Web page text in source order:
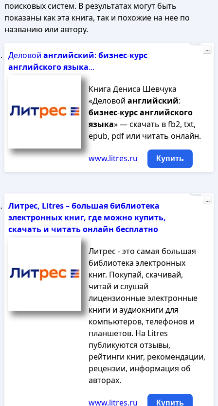
поисковых систем. В результатах могут быть
показаны как эта книга, так и похожие на нее по
названию или автору.
Деловой английский: бизнес-курс
английскогоязыка...
Книга Дениса Шевчука
«Деловой английский:
бизнес-курсанглийского
языка» — скачать в fb2, txt,
epub, pdf или читать онлайн.
www.litres.ru Купить
Реклама
...
Литрес, Litres – большая библиотека
электронных книг, где можно купить,
скачать и читать онлайн бесплатно
Литрес - это самая большая
библиотека электронных
книг. Покупай, скачивай,
читай и слушай
лицензионные электронные
книги и аудиокниги для
компьютеров, телефонов и
планшетов. На Litres
публикуются отзывы,
рейтинги книг, рекомендации,
рецензии, информация об
авторах.
www.litres.ru Купить
Реклама
...